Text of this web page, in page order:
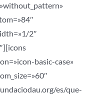
2″
basic-case»
es/que-